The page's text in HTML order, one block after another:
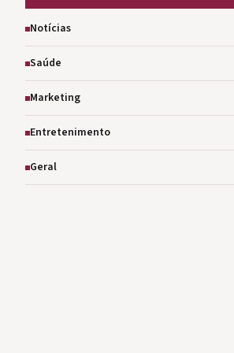
Notícias
Saúde
Marketing
Entretenimento
Geral